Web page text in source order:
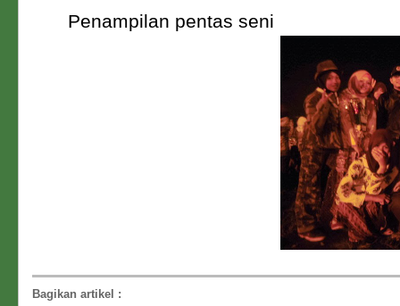
Penampilan pentas seni
Bagikan artikel :